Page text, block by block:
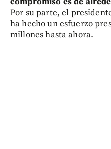
Por su parte, el
ha hecho un esfuerzo
millones hasta ahora.